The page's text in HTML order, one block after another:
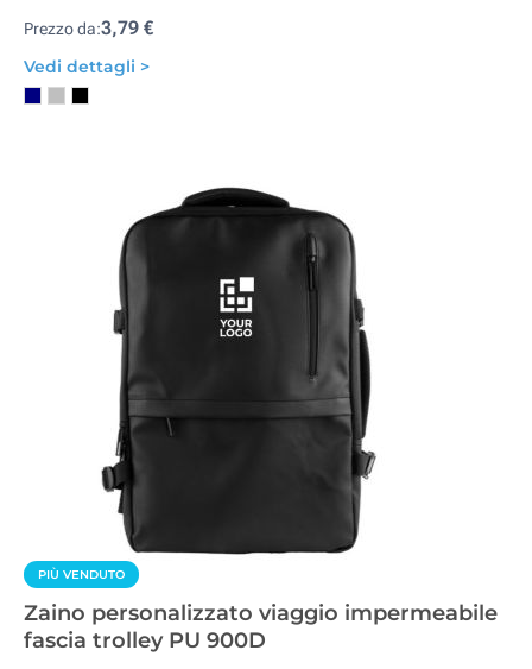
Prezzo da:3,79 €
Vedi dettagli >
PIÙ VENDUTO
Zaino personalizzato viaggio impermeabile
fascia trolley PU 900D